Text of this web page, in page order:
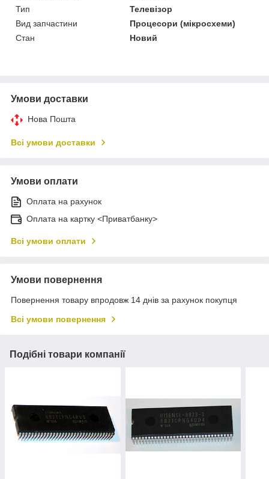
Тип
Телевізор
Вид запчастини
Процесори (мікросхеми)
Стан
Новий
Умови доставки
Нова Пошта
Всі умови доставки
Умови оплати
Оплата на рахунок
Оплата на картку <Приватбанку>
Всі умови оплати
Умови повернення
Повернення товару впродовж 14 днів за рахунок покупця
Всі умови повернення
Подібні товари компанії